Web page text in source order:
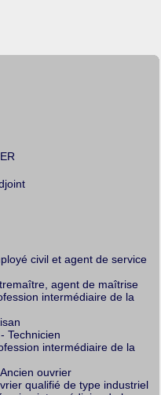
civil et agent de service
agent de maîtrise
intermédiaire de la
Technicien
intermédiaire de la
ouvrier
qualifié de type industriel